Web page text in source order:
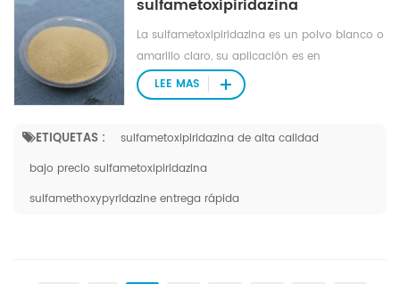
sulfametoxipiridazina
La sulfametoxipiridazina es un polvo blanco o
amarillo claro, su aplicación es en
intermediarios farmacéuticos.
ETIQUETAS :
sulfametoxipiridazina de alta calidad
bajo precio sulfametoxipiridazina
sulfamethoxypyridazine entrega rápida
LEE MAS